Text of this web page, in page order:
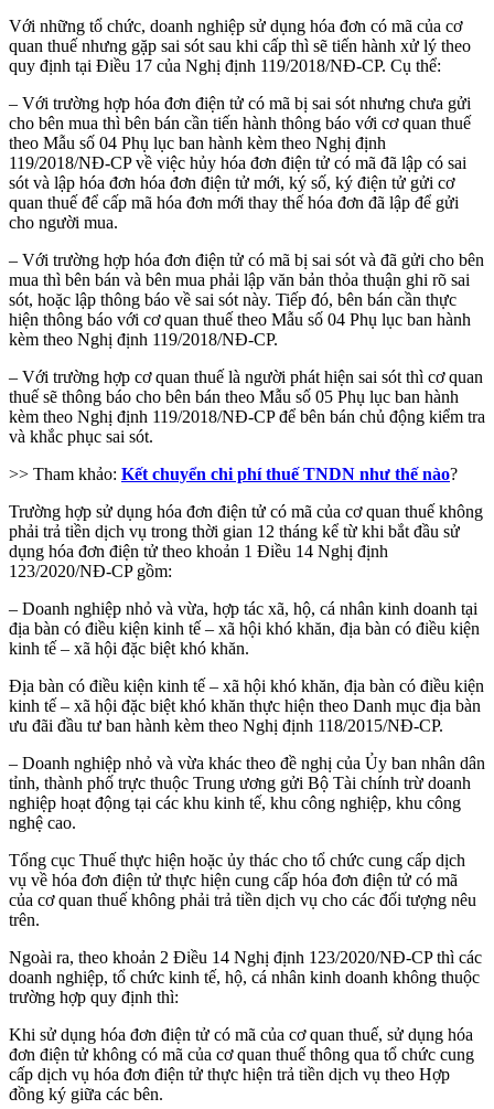
Với những tổ chức, doanh nghiệp sử dụng hóa đơn có mã của cơ
quan thuế nhưng gặp sai sót sau khi cấp thì sẽ tiến hành xử lý theo
quy định tại Điều 17 của Nghị định 119/2018/NĐ-CP. Cụ thể:
– Với trường hợp hóa đơn điện tử có mã bị sai sót nhưng chưa gửi
cho bên mua thì bên bán cần tiến hành thông báo với cơ quan thuế
theo Mẫu số 04 Phụ lục ban hành kèm theo Nghị định
119/2018/NĐ-CP về việc hủy hóa đơn điện tử có mã đã lập có sai
sót và lập hóa đơn hóa đơn điện tử mới, ký số, ký điện tử gửi cơ
quan thuế để cấp mã hóa đơn mới thay thế hóa đơn đã lập để gửi
cho người mua.
– Với trường hợp hóa đơn điện tử có mã bị sai sót và đã gửi cho bên
mua thì bên bán và bên mua phải lập văn bản thỏa thuận ghi rõ sai
sót, hoặc lập thông báo về sai sót này. Tiếp đó, bên bán cần thực
hiện thông báo với cơ quan thuế theo Mẫu số 04 Phụ lục ban hành
kèm theo Nghị định 119/2018/NĐ-CP.
– Với trường hợp cơ quan thuế là người phát hiện sai sót thì cơ quan
thuế sẽ thông báo cho bên bán theo Mẫu số 05 Phụ lục ban hành
kèm theo Nghị định 119/2018/NĐ-CP để bên bán chủ động kiểm tra
và khắc phục sai sót.
>> Tham khảo: Kết chuyển chi phí thuế TNDN như thế nào?
Trường hợp sử dụng hóa đơn điện tử có mã của cơ quan thuế không
phải trả tiền dịch vụ trong thời gian 12 tháng kể từ khi bắt đầu sử
dụng hóa đơn điện tử theo khoản 1 Điều 14 Nghị định
123/2020/NĐ-CP gồm:
– Doanh nghiệp nhỏ và vừa, hợp tác xã, hộ, cá nhân kinh doanh tại
địa bàn có điều kiện kinh tế – xã hội khó khăn, địa bàn có điều kiện
kinh tế – xã hội đặc biệt khó khăn.
Địa bàn có điều kiện kinh tế – xã hội khó khăn, địa bàn có điều kiện
kinh tế – xã hội đặc biệt khó khăn thực hiện theo Danh mục địa bàn
ưu đãi đầu tư ban hành kèm theo Nghị định 118/2015/NĐ-CP.
– Doanh nghiệp nhỏ và vừa khác theo đề nghị của Ủy ban nhân dân
tỉnh, thành phố trực thuộc Trung ương gửi Bộ Tài chính trừ doanh
nghiệp hoạt động tại các khu kinh tế, khu công nghiệp, khu công
nghệ cao.
Tổng cục Thuế thực hiện hoặc ủy thác cho tổ chức cung cấp dịch
vụ về hóa đơn điện tử thực hiện cung cấp hóa đơn điện tử có mã
của cơ quan thuế không phải trả tiền dịch vụ cho các đối tượng nêu
trên.
Ngoài ra, theo khoản 2 Điều 14 Nghị định 123/2020/NĐ-CP thì các
doanh nghiệp, tổ chức kinh tế, hộ, cá nhân kinh doanh không thuộc
trường hợp quy định thì:
Khi sử dụng hóa đơn điện tử có mã của cơ quan thuế, sử dụng hóa
đơn điện tử không có mã của cơ quan thuế thông qua tổ chức cung
cấp dịch vụ hóa đơn điện tử thực hiện trả tiền dịch vụ theo Hợp
đồng ký giữa các bên.